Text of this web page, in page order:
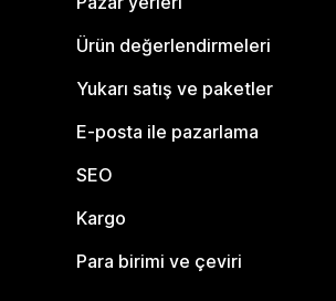
Ürün değerlendirmeleri
Yukarı satış ve paketler
E-posta ile pazarlama
SEO
Kargo
Para birimi ve çeviri